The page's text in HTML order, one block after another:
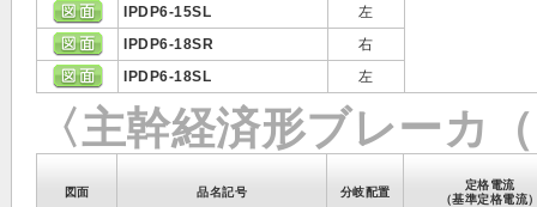
IPDP6-15SL
左
IPDP6-18SR
右
IPDP6-18SL
左
〈主幹経済形ブレーカ
図面 品名記号 分岐配置
定格電流
（基準定格電流